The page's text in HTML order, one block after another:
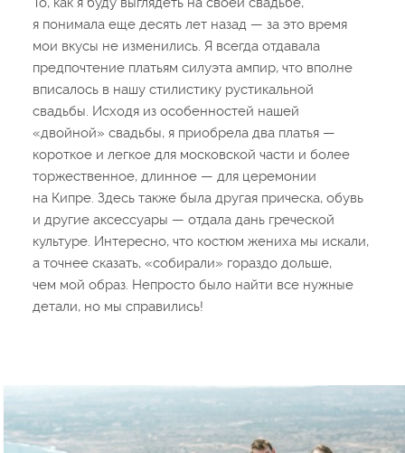
я понимала еще десять лет назад — за это время
мои вкусы не изменились. Я всегда отдавала
предпочтение платьям силуэта ампир, что вполне
вписалось в нашу стилистику рустикальной
свадьбы. Исходя из особенностей нашей
«двойной» свадьбы, я приобрела два платья —
короткое и легкое для московской части и более
торжественное, длинное — для церемонии
на Кипре. Здесь также была другая прическа, обувь
и другие аксессуары — отдала дань греческой
культуре. Интересно, что костюм жениха мы искали,
а точнее сказать, «собирали» гораздо дольше,
чем мой образ. Непросто было найти все нужные
детали, но мы справились!